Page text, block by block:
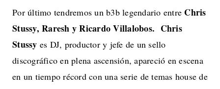
Por último tendremos un b3b legendario entre Chris
Stussy, Raresh y Ricardo Villalobos. Chris
Stussy es DJ, productor y jefe de un sello
discográfico en plena ascensión, apareció en escena
en un tiempo récord con una serie de temas house de